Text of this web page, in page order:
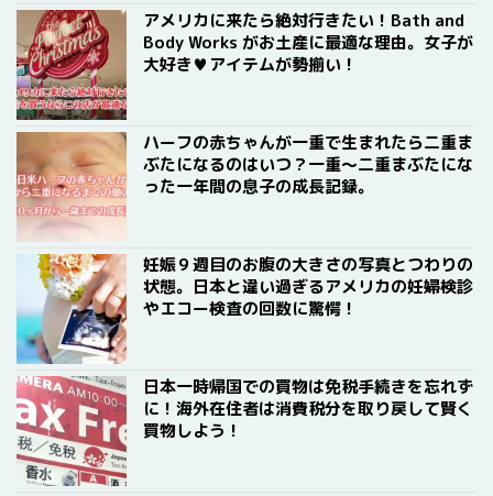
アメリカに来たら絶対行きたい！Bath and
Body Works がお土産に最適な理由。女子が
大好き♥アイテムが勢揃い！
ハーフの赤ちゃんが一重で生まれたら二重ま
ぶたになるのはいつ？一重〜二重まぶたにな
った一年間の息子の成長記録。
妊娠９週目のお腹の大きさの写真とつわりの
状態。日本と違い過ぎるアメリカの妊婦検診
やエコー検査の回数に驚愕！
日本一時帰国での買物は免税手続きを忘れず
に！海外在住者は消費税分を取り戻して賢く
買物しよう！